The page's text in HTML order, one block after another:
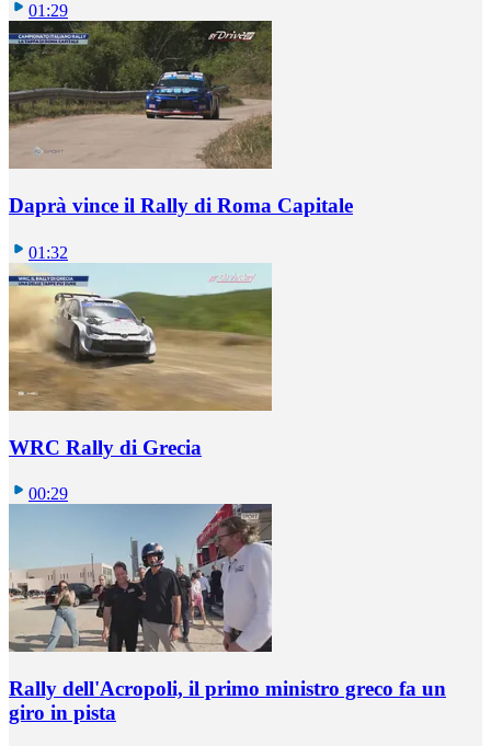
01:29
Daprà vince il Rally di Roma Capitale
01:32
WRC Rally di Grecia
00:29
Rally dell'Acropoli, il primo ministro greco fa un
giro in pista